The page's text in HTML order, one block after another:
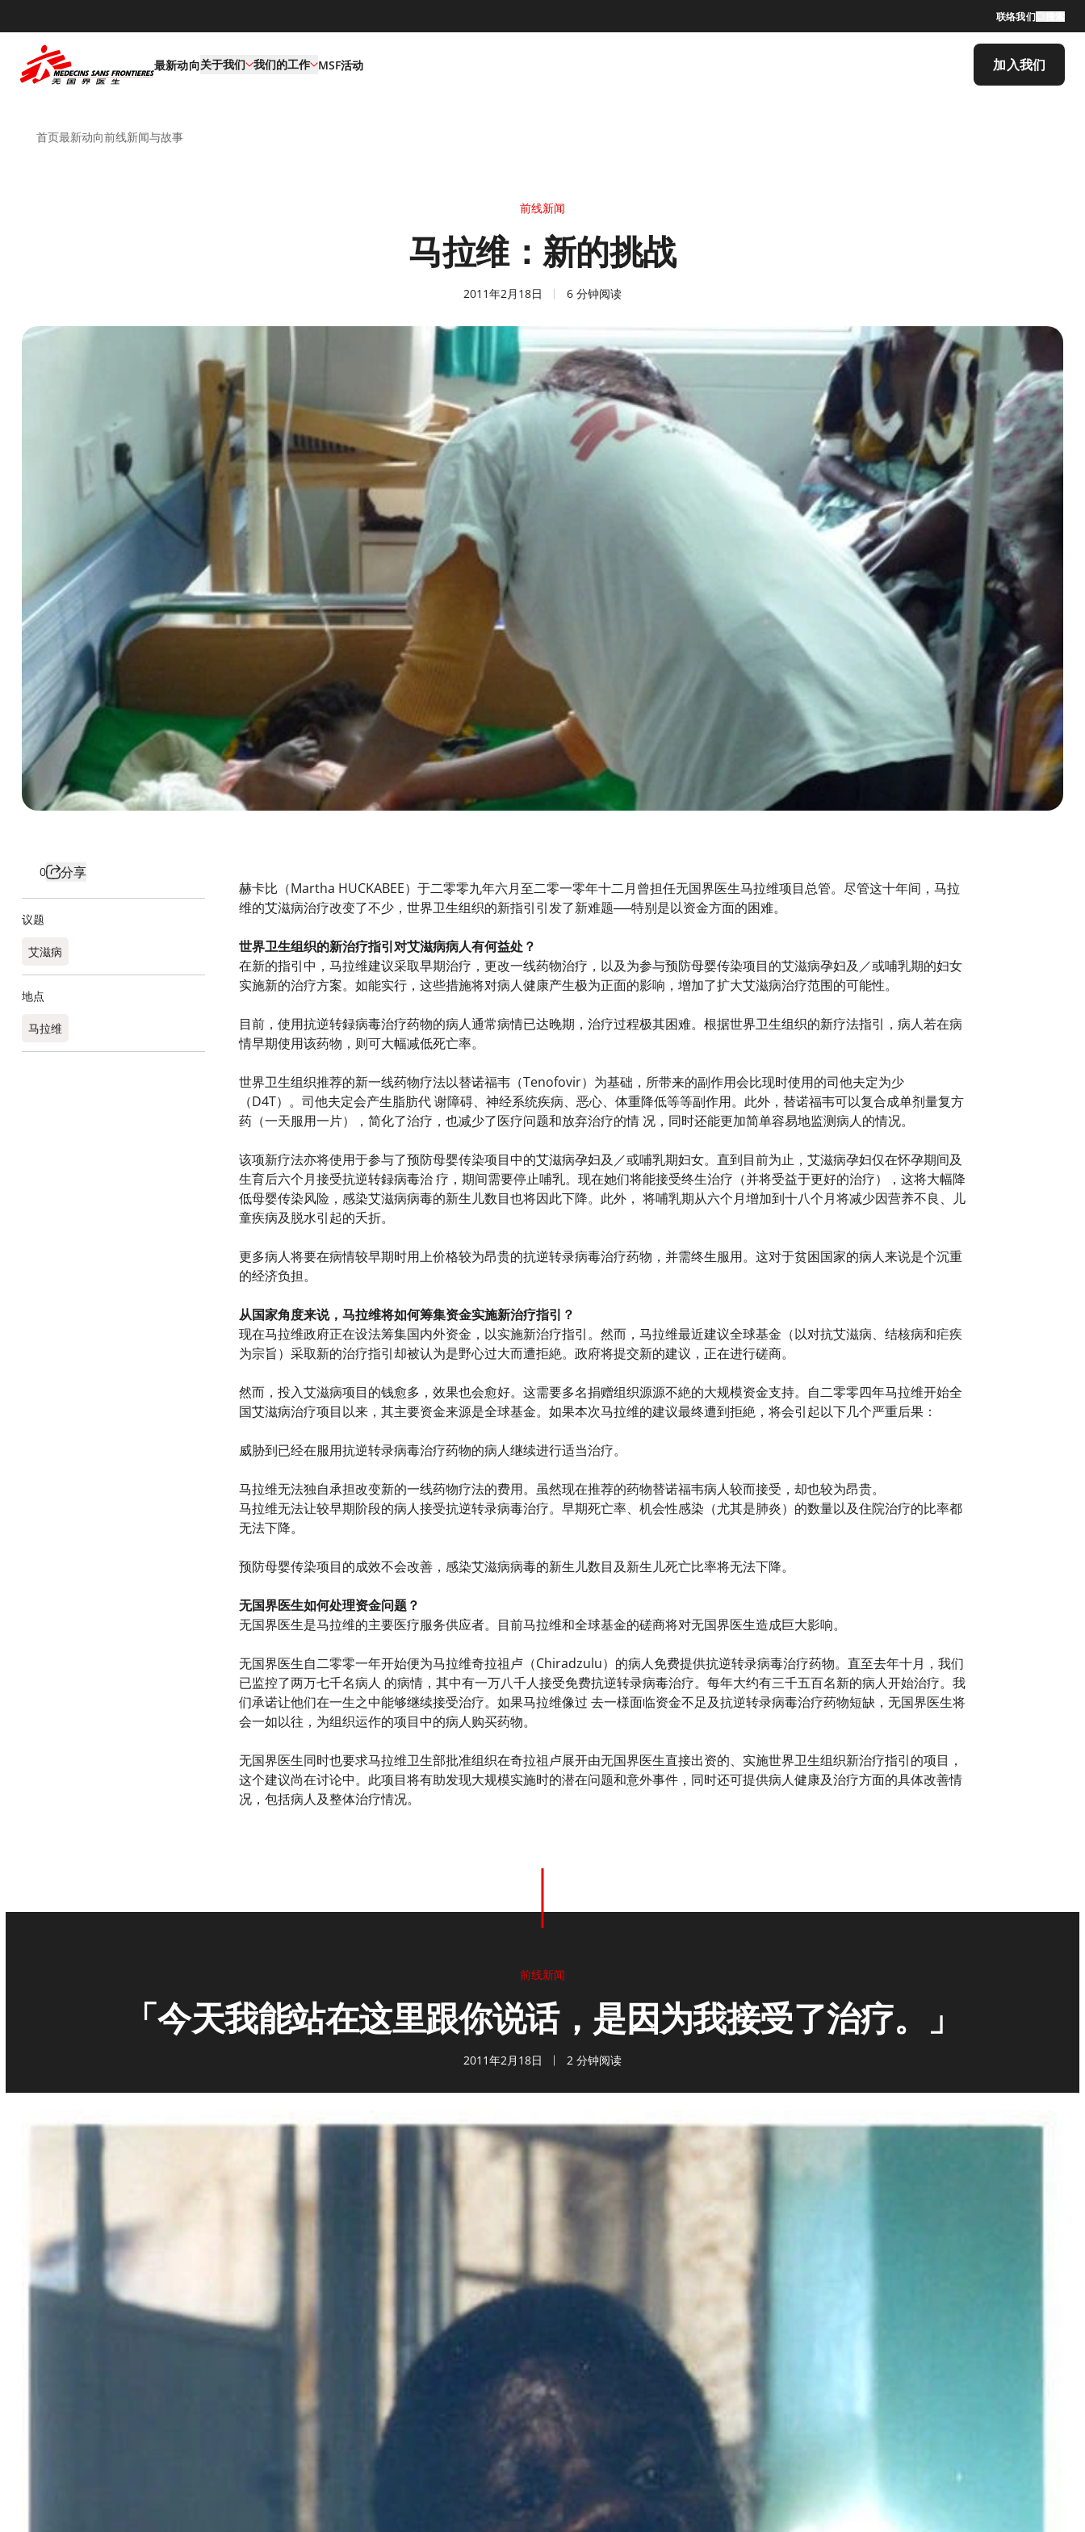
联络我们
最新动向关于我们 我们的工作 MSF活动 加入我们
首页最新动向前线新闻与故事
前线新闻
马拉维：新的挑战
2011年2月18日 6 分钟阅读
0 分享
议题
艾滋病
地点
马拉维
赫卡比（Martha HUCKABEE）于二零零九年六月至二零一零年十二月曾担任无国界医生马拉维项目总管。尽管这十年间，马拉
维的艾滋病治疗改变了不少，世界卫生组织的新指引引发了新难题──特别是以资金方面的困难。
世界卫生组织的新治疗指引对艾滋病病人有何益处？
在新的指引中，马拉维建议采取早期治疗，更改一线药物治疗，以及为参与预防母婴传染项目的艾滋病孕妇及／或哺乳期的妇女
实施新的治疗方案。如能实行，这些措施将对病人健康产生极为正面的影响，增加了扩大艾滋病治疗范围的可能性。
目前，使用抗逆转録病毒治疗药物的病人通常病情已达晚期，治疗过程极其困难。根据世界卫生组织的新疗法指引，病人若在病
情早期使用该药物，则可大幅减低死亡率。
世界卫生组织推荐的新一线药物疗法以替诺福韦（Tenofovir）为基础，所带来的副作用会比现时使用的司他夫定为少
（D4T）。司他夫定会产生脂肪代 谢障碍、神经系统疾病、恶心、体重降低等等副作用。此外，替诺福韦可以复合成单剂量复方
药（一天服用一片），简化了治疗，也减少了医疗问题和放弃治疗的情 况，同时还能更加简单容易地监测病人的情况。
该项新疗法亦将使用于参与了预防母婴传染项目中的艾滋病孕妇及／或哺乳期妇女。直到目前为止，艾滋病孕妇仅在怀孕期间及
生育后六个月接受抗逆转録病毒治 疗，期间需要停止哺乳。现在她们将能接受终生治疗（并将受益于更好的治疗），这将大幅降
低母婴传染风险，感染艾滋病病毒的新生儿数目也将因此下降。此外， 将哺乳期从六个月增加到十八个月将减少因营养不良、儿
童疾病及脱水引起的夭折。
更多病人将要在病情较早期时用上价格较为昂贵的抗逆转录病毒治疗药物，并需终生服用。这对于贫困国家的病人来说是个沉重
的经济负担。
从国家角度来说，马拉维将如何筹集资金实施新治疗指引？
现在马拉维政府正在设法筹集国内外资金，以实施新治疗指引。然而，马拉维最近建议全球基金（以对抗艾滋病、结核病和疟疾
为宗旨）采取新的治疗指引却被认为是野心过大而遭拒絶。政府将提交新的建议，正在进行磋商。
然而，投入艾滋病项目的钱愈多，效果也会愈好。这需要多名捐赠组织源源不絶的大规模资金支持。自二零零四年马拉维开始全
国艾滋病治疗项目以来，其主要资金来源是全球基金。如果本次马拉维的建议最终遭到拒絶，将会引起以下几个严重后果：
威胁到已经在服用抗逆转录病毒治疗药物的病人继续进行适当治疗。
马拉维无法独自承担改变新的一线药物疗法的费用。虽然现在推荐的药物替诺福韦病人较而接受，却也较为昂贵。
马拉维无法让较早期阶段的病人接受抗逆转录病毒治疗。早期死亡率、机会性感染（尤其是肺炎）的数量以及住院治疗的比率都
无法下降。
预防母婴传染项目的成效不会改善，感染艾滋病病毒的新生儿数目及新生儿死亡比率将无法下降。
无国界医生如何处理资金问题？
无国界医生是马拉维的主要医疗服务供应者。目前马拉维和全球基金的磋商将对无国界医生造成巨大影响。
无国界医生自二零零一年开始便为马拉维奇拉祖卢（Chiradzulu）的病人免费提供抗逆转录病毒治疗药物。直至去年十月，我们
已监控了两万七千名病人 的病情，其中有一万八千人接受免费抗逆转录病毒治疗。每年大约有三千五百名新的病人开始治疗。我
们承诺让他们在一生之中能够继续接受治疗。如果马拉维像过 去一様面临资金不足及抗逆转录病毒治疗药物短缺，无国界医生将
会一如以往，为组织运作的项目中的病人购买药物。
无国界医生同时也要求马拉维卫生部批准组织在奇拉祖卢展开由无国界医生直接出资的、实施世界卫生组织新治疗指引的项目，
这个建议尚在讨论中。此项目将有助发现大规模实施时的潜在问题和意外事件，同时还可提供病人健康及治疗方面的具体改善情
况，包括病人及整体治疗情况。
前线新闻
「今天我能站在这里跟你说话，是因为我接受了治疗。」
2011年2月18日 2 分钟阅读